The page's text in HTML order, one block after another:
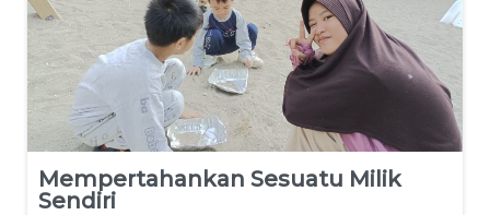
Mempertahankan Sesuatu Milik
Sendiri